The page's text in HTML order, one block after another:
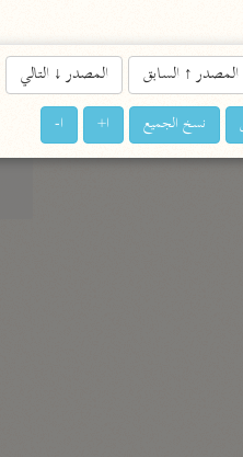
المصدر↑السابق المصدر↓التالي
نسخ الجميع ا+ ا-